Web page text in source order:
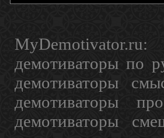
демотиваторы по
демотиваторы
демотиваторы
демотиваторы